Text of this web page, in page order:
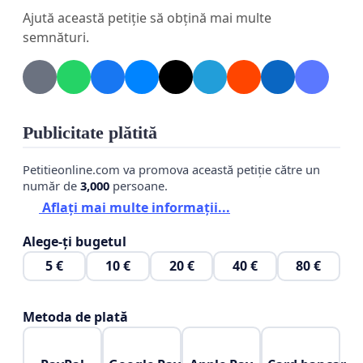
🔴Ce solicităm?
1. Implementarea unor măsuri concrete de către
Ministerul Sănătății pentru rezolvarea crizei
Elaborarea unui plan național de acțiune
implementare;
Dezvoltarea unui sistem de evaluare
transparent pentru donatori și beneficiari.
2. Inițierea de către Ministerul Sănătății a
campaniilor de informare privind donarea de
Campanii de informare naționale, coerente și
Ajută această petiție să obțină mai multe
semnături.
Publicitate plătită
Petitieonline.com va promova această petiție către un
număr de 3,000 persoane.
Aflați mai multe informații...
Alege-ți bugetul
5 €
10 € 20 € 40 € 80 €
Metoda de plată